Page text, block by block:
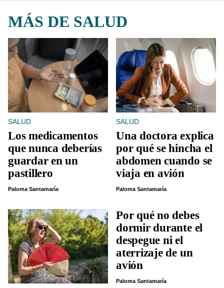
MÁS DE SALUD
SALUD
Los medicamentos
que nunca deberías
guardar en un
pastillero
Paloma Santamaría
SALUD
Una doctora explica
por qué se hincha el
abdomen cuando se
viaja en avión
Paloma Santamaría
Por qué no debes
dormir durante el
despegue ni el
aterrizaje de un
avión
Paloma Santamaría